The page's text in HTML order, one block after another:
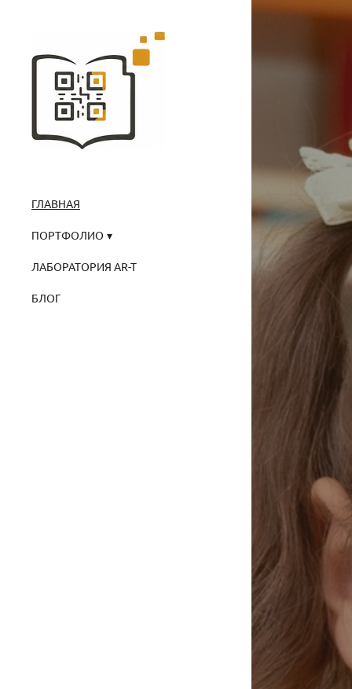
ГЛАВНАЯ
ПОРТФОЛИО
ЛАБОРАТОРИЯ AR-T
БЛОГ